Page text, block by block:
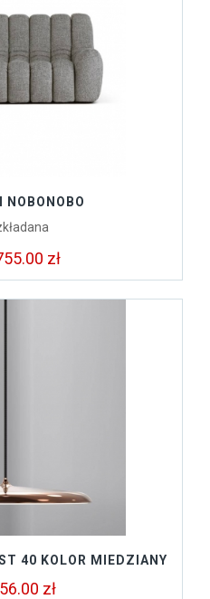
NOBONOBO
zł
40 KOLOR MIEDZIANY
zł